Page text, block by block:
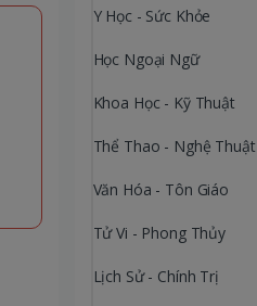
Y Học - Sức Khỏe
Học Ngoại Ngữ
Khoa Học - Kỹ Thuật
Thể Thao - Nghệ Thuật
Văn Hóa - Tôn Giáo
Tử Vi - Phong Thủy
Lịch Sử - Chính Trị